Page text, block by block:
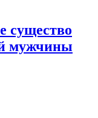
существо
мужчины